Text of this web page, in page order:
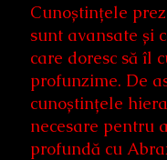
Cunoștințele
sunt avansate și
care doresc să îl
profunzime. De
cunoștințele
necesare pentru
profundă cu